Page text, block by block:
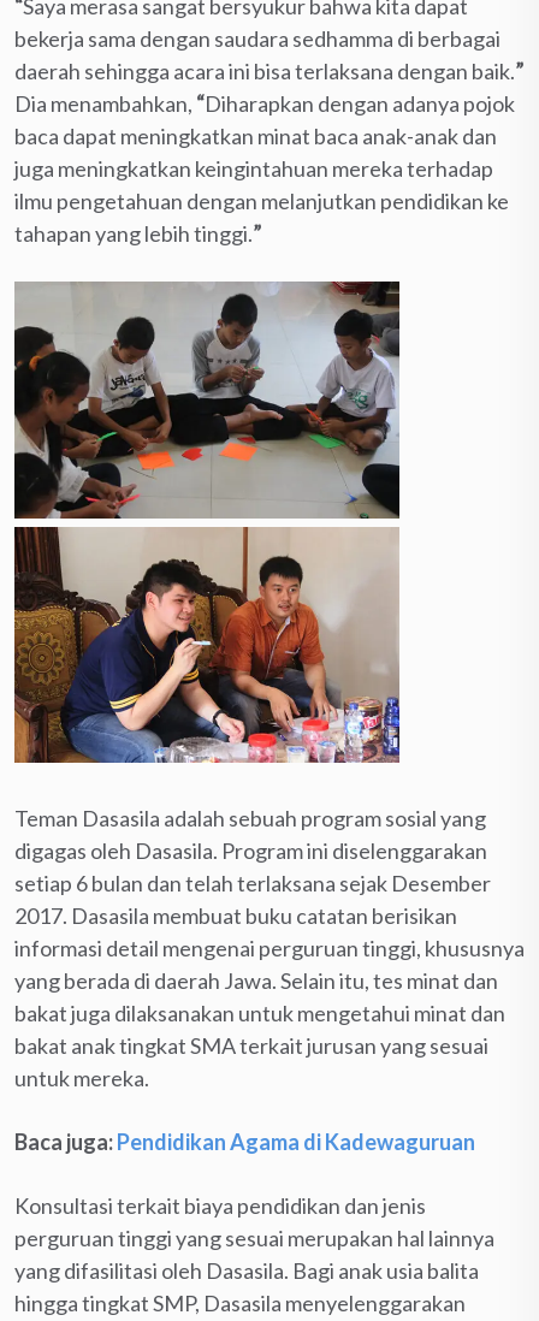
“Saya merasa sangat bersyukur bahwa kita dapat
bekerja sama dengan saudara sedhamma di berbagai
daerah sehingga acara ini bisa terlaksana dengan baik.”
Dia menambahkan, “Diharapkan dengan adanya pojok
baca dapat meningkatkan minat baca anak-anak dan
juga meningkatkan keingintahuan mereka terhadap
ilmu pengetahuan dengan melanjutkan pendidikan ke
tahapan yang lebih tinggi.”
Teman Dasasila adalah sebuah program sosial yang
digagas oleh Dasasila. Program ini diselenggarakan
setiap 6 bulan dan telah terlaksana sejak Desember
2017. Dasasila membuat buku catatan berisikan
informasi detail mengenai perguruan tinggi, khususnya
yang berada di daerah Jawa. Selain itu, tes minat dan
bakat juga dilaksanakan untuk mengetahui minat dan
bakat anak tingkat SMA terkait jurusan yang sesuai
untuk mereka.
Baca juga:Pendidikan Agama di Kadewaguruan
Konsultasi terkait biaya pendidikan dan jenis
perguruan tinggi yang sesuai merupakan hal lainnya
yang difasilitasi oleh Dasasila. Bagi anak usia balita
hingga tingkat SMP, Dasasila menyelenggarakan